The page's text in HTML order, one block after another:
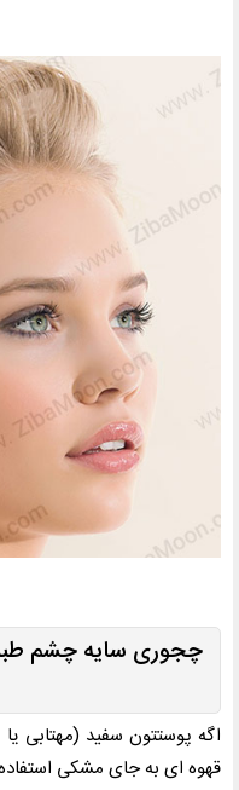
چجوری سایه چشم
اگه پوستتون سفید (مهتابی
قهوه ای به جای مشکی